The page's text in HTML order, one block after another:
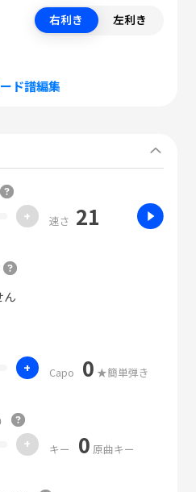
右利き 左利き
ド譜編集
+ 速さ 21
ん
+ Capo 0 ★簡単弾き
+ キー 0 原曲キー